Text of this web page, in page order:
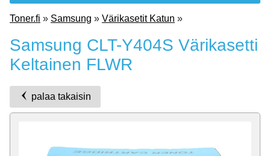
Toner.fi » Samsung » Värikasetit Katun »
Samsung CLT-Y404S Värikasetti
Keltainen FLWR
palaa takaisin